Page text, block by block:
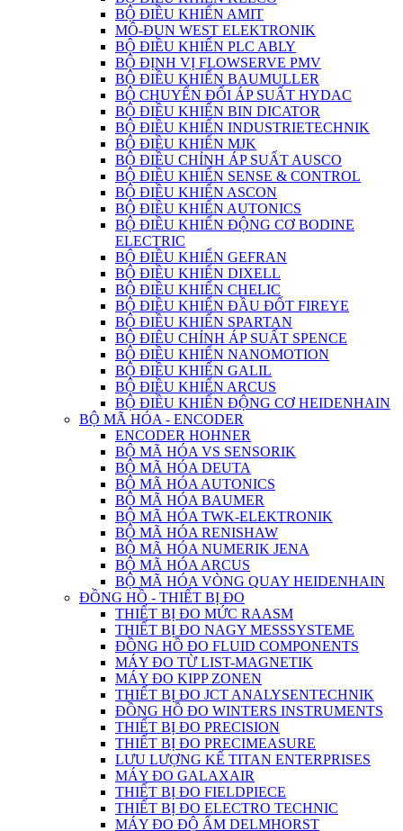
BỘ ĐIỀU KHIỂN AMIT
MÔ-ĐUN WEST ELEKTRONIK
BỘ ĐIỀU KHIỂN PLC ABLY
BỘ ĐỊNH VỊ FLOWSERVE PMV
BỘ ĐIỀU KHIỂN BAUMULLER
BỘ CHUYỂN ĐỔI ÁP SUẤT HYDAC
BỘ ĐIỀU KHIỂN BIN DICATOR
BỘ ĐIỀU KHIỂN INDUSTRIETECHNIK
BỘ ĐIỀU KHIỂN MJK
BỘ ĐIỀU CHỈNH ÁP SUẤT AUSCO
BỘ ĐIỀU KHIỂN SENSE & CONTROL
BỘ ĐIỀU KHIỂN ASCON
BỘ ĐIỀU KHIỂN AUTONICS
BỘ ĐIỀU KHIỂN ĐỘNG CƠ BODINE
ELECTRIC
BỘ ĐIỀU KHIỂN GEFRAN
BỘ ĐIỀU KHIỂN DIXELL
BỘ ĐIỀU KHIỂN CHELIC
BỘ ĐIỀU KHIỂN ĐẦU ĐỐT FIREYE
BỘ ĐIỀU KHIỂN SPARTAN
BỘ ĐIÊU CHỈNH ÁP SUẤT SPENCE
BỘ ĐIỀU KHIỂN NANOMOTION
BỘ ĐIỀU KHIỂN GALIL
BỘ ĐIỀU KHIỂN ARCUS
BỘ ĐIỀU KHIỂN ĐỘNG CƠ HEIDENHAIN
BỘ MÃ HÓA - ENCODER
ENCODER HOHNER
BỘ MÃ HÓA VS SENSORIK
BỘ MÃ HÓA DEUTA
BỘ MÃ HÓA AUTONICS
BỘ MÃ HÓA BAUMER
BỘ MÃ HÓA TWK-ELEKTRONIK
BỘ MÃ HÓA RENISHAW
BỘ MÃ HÓA NUMERIK JENA
BỘ MÃ HÓA ARCUS
BỘ MÃ HÓA VÒNG QUAY HEIDENHAIN
ĐỒNG HỒ - THIẾT BỊ ĐO
THIẾT BỊ ĐO MỨC RAASM
THIẾT BỊ ĐO NAGY MESSSYSTEME
ĐỒNG HỒ ĐO FLUID COMPONENTS
MÁY ĐO TỪ LIST-MAGNETIK
MÁY ĐO KIPP ZONEN
THIẾT BỊ ĐO JCT ANALYSENTECHNIK
ĐỒNG HỒ ĐO WINTERS INSTRUMENTS
THIẾT BỊ ĐO PRECISION
THIẾT BỊ ĐO PRECIMEASURE
LƯU LƯỢNG KẾ TITAN ENTERPRISES
MÁY ĐO GALAXAIR
THIẾT BỊ ĐO FIELDPIECE
THIẾT BỊ ĐO ELECTRO TECHNIC
MÁY ĐO ĐỘ ẨM DELMHORST